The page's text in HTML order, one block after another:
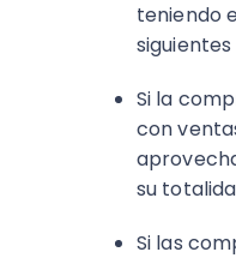
teniendo
Si la
con
su
Si las